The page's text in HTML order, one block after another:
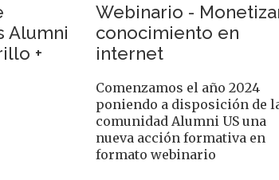
Alumni
+
Webinario -
conocimiento en
internet
Comenzamos el año 2024
poniendo a disposición de
comunidad Alumni US una
nueva acción formativa en
formato webinario